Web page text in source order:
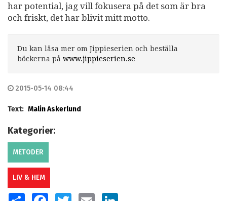
har potential, jag vill fokusera på det som är bra
och friskt, det har blivit mitt motto.
Du kan läsa mer om Jippieserien och beställa
böckerna på www.jippieserien.se
2015-05-14 08:44
Text: Malin Askerlund
Kategorier:
METODER
LIV & HEM
SHARE FACEBOOKTWITTER EMAIL